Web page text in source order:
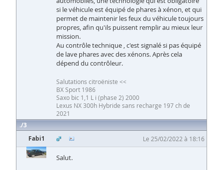
si le véhicule est équipé de phares à xénon, et qui
permet de maintenir les feux du véhicule toujours
propres, afin qu'ils puissent remplir au mieux leur
mission.
Au contrôle technique , c'est signalé si pas équipé
de lave phares avec des xénons. Après cela
dépend du contrôleur.
Salutations citroëniste <<
BX Sport 1986
Saxo bic 1,1 L i (phase 2) 2000
Lexus NX 300h Hybride sans recharge 197 ch de
2021
3
Fabi1
Le 25/02/2022 à 18:16
Salut.